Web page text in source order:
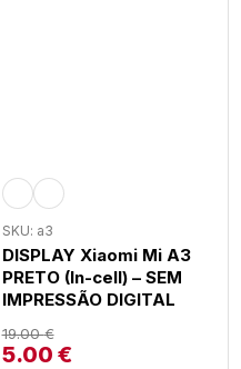
SKU: a3
DISPLAY Xiaomi Mi A3
PRETO (In-cell) – SEM
IMPRESSÃO DIGITAL
19.00€
5.00 €